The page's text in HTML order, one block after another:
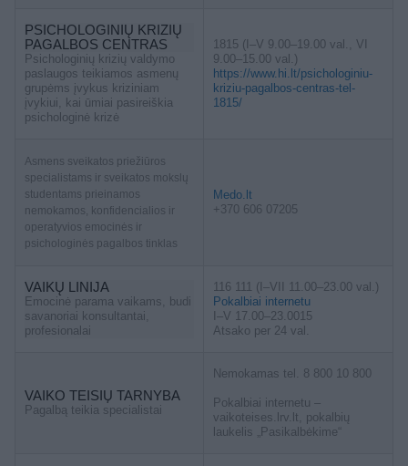
PSICHOLOGINIŲ KRIZIŲ
PAGALBOS CENTRAS
Psichologinių krizių valdymo
paslaugos teikiamos asmenų
grupėms įvykus kriziniam
įvykiui, kai ūmiai pasireiškia
psichologinė krizė
1815 (I–V 9.00–19.00 val., VI
9.00–15.00 val.)
https://www.hi.lt/psichologiniu-
kriziu-pagalbos-centras-tel-
1815/
Asmens sveikatos priežiūros
specialistams ir sveikatos mokslų
studentams prieinamos
nemokamos, konfidencialios ir
operatyvios emocinės ir
psichologinės pagalbos tinklas
Medo.lt
+370 606 07205
VAIKŲ LINIJA
Emocinė parama vaikams, budi
savanoriai konsultantai,
profesionalai
116 111 (I–VII 11.00–23.00 val.)
Pokalbiai internetu
I–V 17.00–23.0015
Atsako per 24 val.
VAIKO TEISIŲ TARNYBA
Pagalbą teikia specialistai
Nemokamas tel. 8 800 10 800
Pokalbiai internetu –
vaikoteises.lrv.lt, pokalbių
laukelis „Pasikalbėkime“